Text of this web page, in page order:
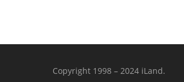
Copyright 1998 – 2024 iLand.